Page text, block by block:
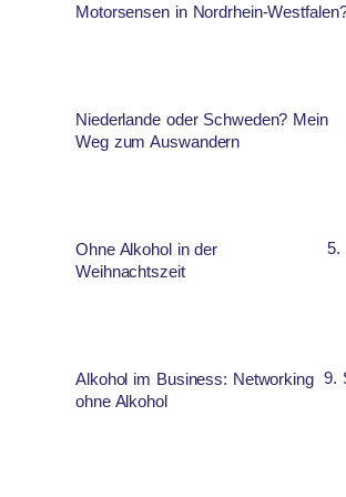
Motorsensen in Nordrhein-
Niederlande oder Schweden? Mein
Weg zum Auswandern
Ohne Alkohol in der
Weihnachtszeit
5.
Alkohol im Business: Networking
ohne Alkohol
9.